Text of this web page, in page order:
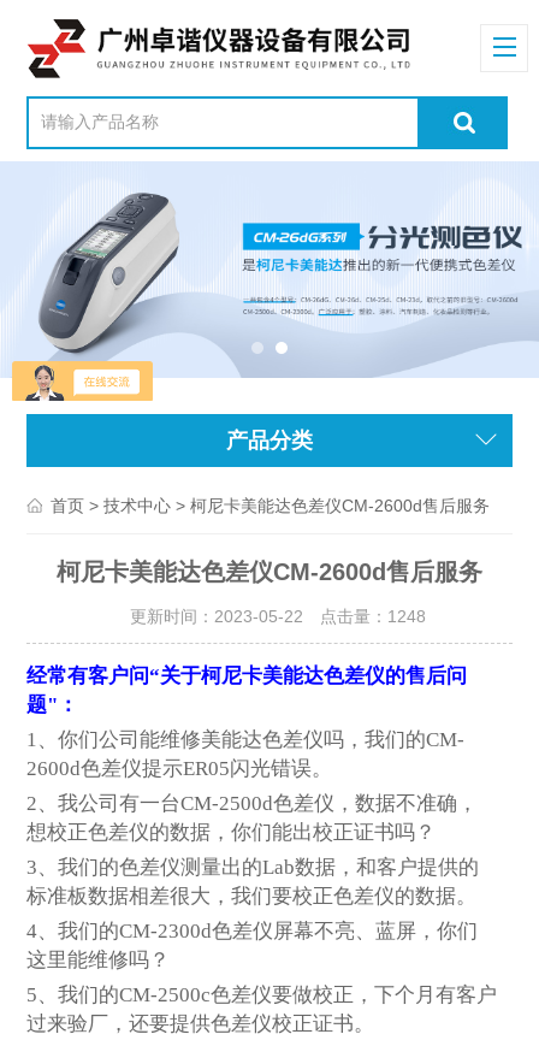
产品分类
首页 >技术中心 > 柯尼卡美能达色差仪CM-2600d售后服务
柯尼卡美能达色差仪CM-2600d售后服务
更新时间：2023-05-22 点击量： 1248
经常有客户问“关于柯尼卡美能达色差仪的售后问
题"：
1、你们公司能维修美能达色差仪吗，我们的CM-
2600d色差仪提示ER05闪光错误。
2、我公司有一台CM-2500d色差仪，数据不准确，
想校正色差仪的数据，你们能出校正证书吗？
3、我们的色差仪测量出的Lab数据，和客户提供的
标准板数据相差很大，我们要校正色差仪的数据。
4、我们的CM-2300d色差仪屏幕不亮、蓝屏，你们
这里能维修吗？
5、我们的CM-2500c色差仪要做校正，下个月有客户
过来验厂，还要提供色差仪校正证书。